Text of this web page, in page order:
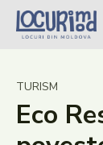
Caută
Știri
TURISM
Eco